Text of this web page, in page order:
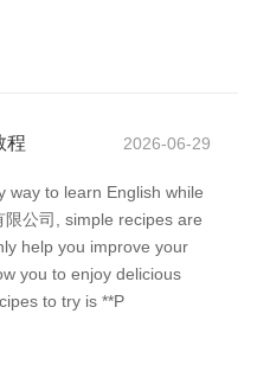
程 2026-06-29
way to learn English while
公司, simple recipes are
help you improve your
you to enjoy delicious
to try is **P